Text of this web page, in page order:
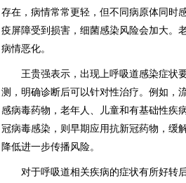
存在，病情常常更轻，但不同病原体同时
疫屏障受到损害，细菌感染风险会加大。
病情恶化。
王贵强表示，出现上呼吸道感染症状
测，明确诊断后可以针对性治疗。例如，
感病毒药物，老年人、儿童和有基础性疾
冠病毒感染，则早期应用抗新冠药物，缓
降低进一步传播风险。
对于呼吸道相关疾病的症状有所好转